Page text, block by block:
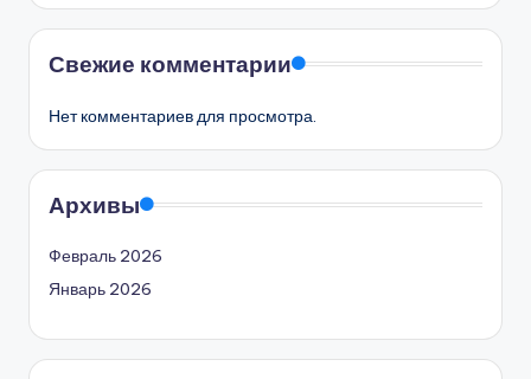
Свежие комментарии
Нет комментариев для просмотра.
Архивы
Февраль 2026
Январь 2026